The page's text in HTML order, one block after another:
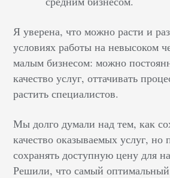
Я уверена, что можно расти и
условиях работы на невысоком
малым бизнесом: можно
качество услуг, оттачивать
растить специалистов.
Мы долго думали над тем, как
качество оказываемых услуг, но
сохранять доступную цену для
Решили, что самый